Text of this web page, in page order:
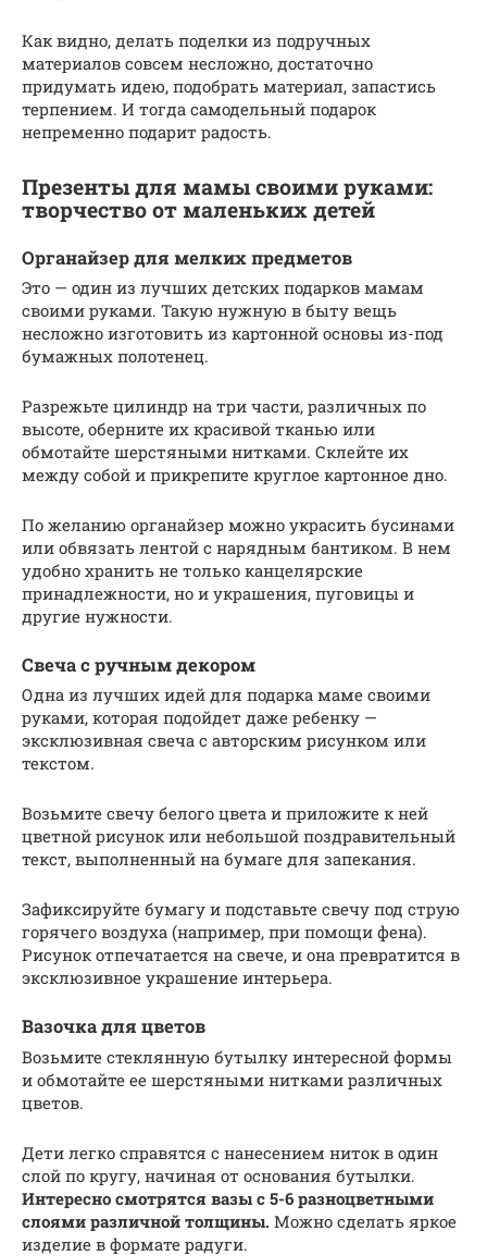
Как видно, делать поделки из подручных
материалов совсем несложно, достаточно
придумать идею, подобрать материал, запастись
терпением. И тогда самодельный подарок
непременно подарит радость.
Презенты для мамы своими руками:
творчество от маленьких детей
Органайзер для мелких предметов
Это — один из лучших детских подарков мамам
своими руками. Такую нужную в быту вещь
несложно изготовить из картонной основы из-под
бумажных полотенец.
Разрежьте цилиндр на три части, различных по
высоте, оберните их красивой тканью или
обмотайте шерстяными нитками. Склейте их
между собой и прикрепите круглое картонное дно.
По желанию органайзер можно украсить бусинами
или обвязать лентой с нарядным бантиком. В нем
удобно хранить не только канцелярские
принадлежности, но и украшения, пуговицы и
другие нужности.
Свеча с ручным декором
Одна из лучших идей для подарка маме своими
руками, которая подойдет даже ребенку —
эксклюзивная свеча с авторским рисунком или
текстом.
Возьмите свечу белого цвета и приложите к ней
цветной рисунок или небольшой поздравительный
текст, выполненный на бумаге для запекания.
Зафиксируйте бумагу и подставьте свечу под струю
горячего воздуха (например, при помощи фена).
Рисунок отпечатается на свече, и она превратится в
эксклюзивное украшение интерьера.
Вазочка для цветов
Возьмите стеклянную бутылку интересной формы
и обмотайте ее шерстяными нитками различных
цветов.
Дети легко справятся с нанесением ниток в один
слой по кругу, начиная от основания бутылки.
Интересно смотрятся вазы с 5-6 разноцветными
слоями различной толщины. Можно сделать яркое
изделие в формате радуги.